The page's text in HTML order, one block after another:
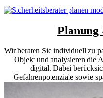
Planung
Wir beraten Sie individuell zu
Objekt und analysieren die
digital. Dabei
Gefahrenpotenziale sowie